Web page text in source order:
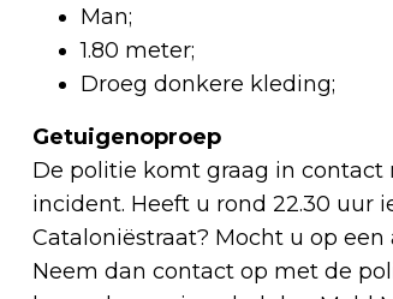
Man;
1.80 meter;
Droeg donkere kleding;
Getuigenoproep
De politie komt graag in
incident. Heeft u rond 22.30 uur
Cataloniëstraat? Mocht u op
Neem dan contact op met de